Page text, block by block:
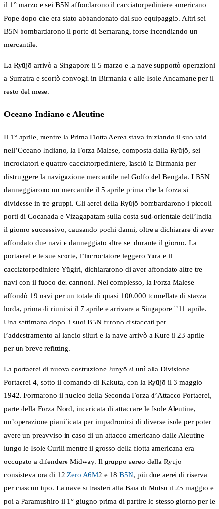
il 1° marzo e sei B5N affondarono il cacciatorpediniere americano
Pope dopo che era stato abbandonato dal suo equipaggio. Altri sei
B5N bombardarono il porto di Semarang, forse incendiando un
mercantile.
La Ryūjō arrivò a Singapore il 5 marzo e la nave supportò operazioni
a Sumatra e scortò convogli in Birmania e alle Isole Andamane per il
resto del mese.
Oceano Indiano e Aleutine
Il 1° aprile, mentre la Prima Flotta Aerea stava iniziando il suo raid
nell’Oceano Indiano, la Forza Malese, composta dalla Ryūjō, sei
incrociatori e quattro cacciatorpediniere, lasciò la Birmania per
distruggere la navigazione mercantile nel Golfo del Bengala. I B5N
danneggiarono un mercantile il 5 aprile prima che la forza si
dividesse in tre gruppi. Gli aerei della Ryūjō bombardarono i piccoli
porti di Cocanada e Vizagapatam sulla costa sud-orientale dell’India
il giorno successivo, causando pochi danni, oltre a dichiarare di aver
affondato due navi e danneggiato altre sei durante il giorno. La
portaerei e le sue scorte, l’incrociatore leggero Yura e il
cacciatorpediniere Yūgiri, dichiararono di aver affondato altre tre
navi con il fuoco dei cannoni. Nel complesso, la Forza Malese
affondò 19 navi per un totale di quasi 100.000 tonnellate di stazza
lorda, prima di riunirsi il 7 aprile e arrivare a Singapore l’11 aprile.
Una settimana dopo, i suoi B5N furono distaccati per
l’addestramento al lancio siluri e la nave arrivò a Kure il 23 aprile
per un breve refitting.
La portaerei di nuova costruzione Junyō si unì alla Divisione
Portaerei 4, sotto il comando di Kakuta, con la Ryūjō il 3 maggio
1942. Formarono il nucleo della Seconda Forza d’Attacco Portaerei,
parte della Forza Nord, incaricata di attaccare le Isole Aleutine,
un’operazione pianificata per impadronirsi di diverse isole per poter
avere un preavviso in caso di un attacco americano dalle Aleutine
lungo le Isole Curili mentre il grosso della flotta americana era
occupato a difendere Midway. Il gruppo aereo della Ryūjō
consisteva ora di 12 Zero A6M2 e 18 B5N, più due aerei di riserva
per ciascun tipo. La nave si trasferì alla Baia di Mutsu il 25 maggio e
poi a Paramushiro il 1° giugno prima di partire lo stesso giorno per le